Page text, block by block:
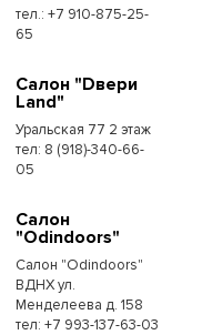
тел.: +7 910-875-25-
65
Салон "Dвери
Land"
Уральская 77 2 этаж
тел: 8 (918)-340-66-
05
Салон
"Odindoors"
Салон "Odindoors"
ВДНХ ул.
Менделеева д. 158
тел: +7 993-137-63-03